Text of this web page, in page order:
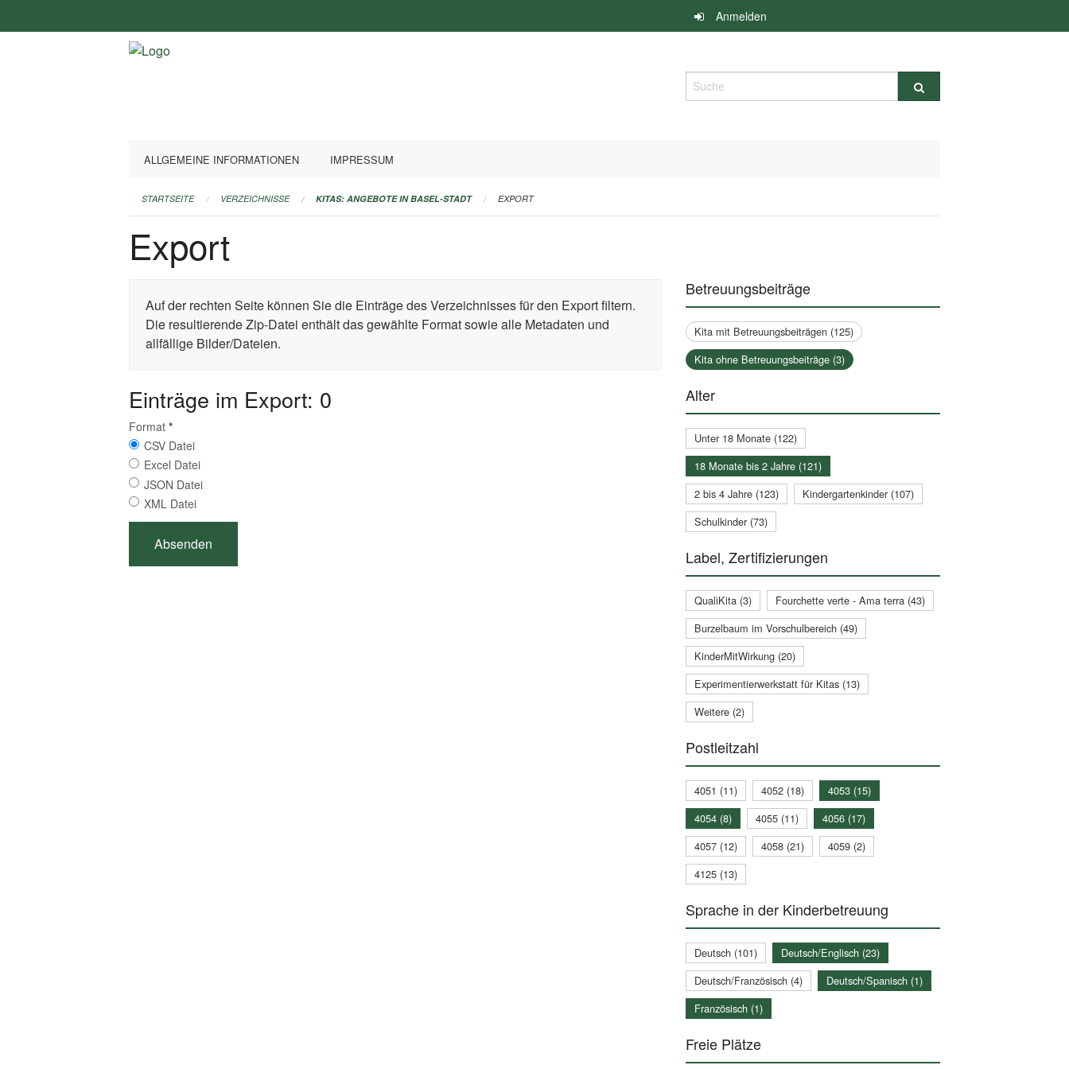
überspringen
Anmelden
Suche
ALLGEMEINE INFORMATIONEN IMPRESSUM
STARTSEITE VERZEICHNISSE KITAS: ANGEBOTE IN BASEL-STADT EXPORT
Export
Auf der rechten Seite können Sie die Einträge des Verzeichnisses für den Export filtern.
Die resultierende Zip-Datei enthält das gewählte Format sowie alle Metadaten und
allfällige Bilder/Dateien.
Einträge im Export: 0
Format *
CSV Datei
Excel Datei
JSON Datei
XML Datei
Betreuungsbeiträge
Kita mit Betreuungsbeiträgen (125)
Kita ohne Betreuungsbeiträge (3)
Alter
Unter 18 Monate (122)
18 Monate bis 2 Jahre (121)
2 bis 4 Jahre (123)
Kindergartenkinder (107)
Schulkinder (73)
Label, Zertifizierungen
QualiKita (3)
Fourchette verte - Ama terra (43)
Burzelbaum im Vorschulbereich (49)
KinderMitWirkung (20)
Experimentierwerkstatt für Kitas (13)
Weitere (2)
Postleitzahl
4051 (11) 4052 (18)
4053 (15)
4054 (8)
4055 (11)
4056 (17)
4057 (12)
4058 (21)
4059 (2)
4125 (13)
Sprache in der Kinderbetreuung
Deutsch (101)
Deutsch/Englisch (23)
Deutsch/Französisch (4)
Deutsch/Spanisch (1)
Französisch (1)
Freie Plätze